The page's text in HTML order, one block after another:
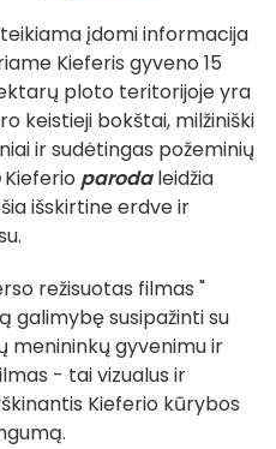
įdomi informacija
Kieferis gyveno 15
ploto teritorijoje yra
keistieji bokštai, milžiniški
ir sudėtingas požeminių
Kieferio parodaleidžia
išskirtine erdve ir
režisuotas filmas "
galimybę susipažinti su
menininkų gyvenimu ir
- tai vizualus ir
Kieferio kūrybos